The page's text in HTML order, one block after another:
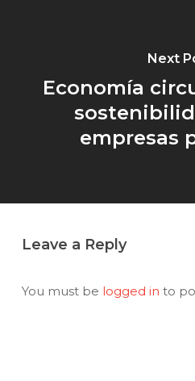
Next
Economía
empresas
Leave a Reply
You must be logged in to